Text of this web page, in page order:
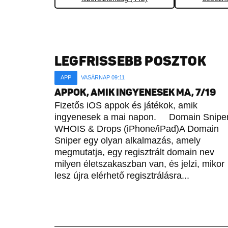
LEGFRISSEBB POSZTOK
APP VASÁRNAP 09:11
APPOK, AMIK INGYENESEK MA, 7/19
Fizetős iOS appok és játékok, amik
ingyenesek a mai napon. Domain
WHOIS & Drops (iPhone/iPad)A Domain
Sniper egy olyan alkalmazás, amely
megmutatja, egy regisztrált domain nev
milyen életszakaszban van, és jelzi, mikor
lesz újra elérhető regisztrálásra...